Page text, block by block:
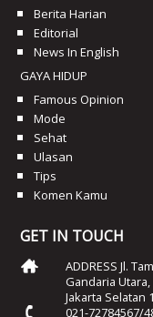
Berita Harian
Editorial
News In English
GAYA HIDUP
Famous Opinion
Mode
Sehat
Ulasan
Tips
Komen Kamu
GET IN TOUCH
ADDRESS Jl.
Gandaria
Jakarta Selatan
021-72784567/